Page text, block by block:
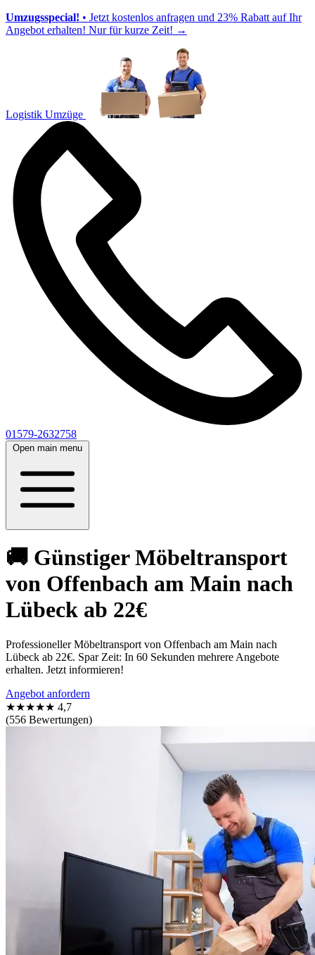
Umzugsspecial! • Jetzt kostenlos anfragen und 23% Rabatt auf Ihr
Angebot erhalten! Nur für kurze Zeit! →
Logistik Umzüge
01579-2632758
Open main menu
🚚 Günstiger Möbeltransport
von Offenbach am Main nach
Lübeck ab 22€
Professioneller Möbeltransport von Offenbach am Main nach
Lübeck ab 22€. Spar Zeit: In 60 Sekunden mehrere Angebote
erhalten. Jetzt informieren!
Angebot anfordern
★★★★★ 4,7
(556 Bewertungen)